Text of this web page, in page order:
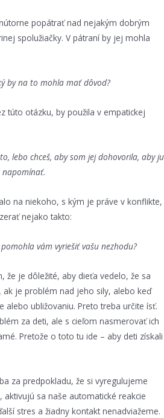
popátrať nad nejakým dobrým
spolužiačky. V pátraní by jej mohla
by na to mohla mať dôvod?
túto otázku, by použila v empatickej
lebo chceš, aby som jej dohovorila, aby ju
napomínať.
na niekoho, s kým je práve v konflikte,
nejako takto:
vám vyriešiť vašu nezhodu?
že je dôležité, aby dieťa vedelo, že sa
je problém nad jeho sily, alebo keď
alebo ubližovaniu. Preto treba určite ísť.
za deti, ale s cieľom nasmerovať ich
Pretože o toto tu ide – aby deti získali
za predpokladu, že si vyregulujeme
sa naše automatické reakcie
stres a žiadny kontakt nenadviažeme.